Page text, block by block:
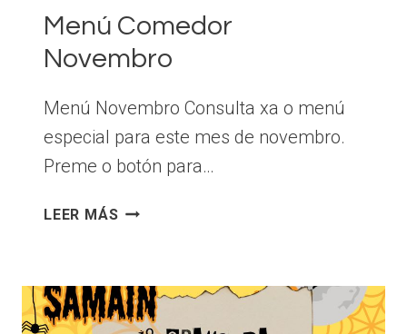
Menú Comedor
Novembro
Menú Novembro Consulta xa o menú
especial para este mes de novembro.
Preme o botón para…
LEER MÁSMENÚ